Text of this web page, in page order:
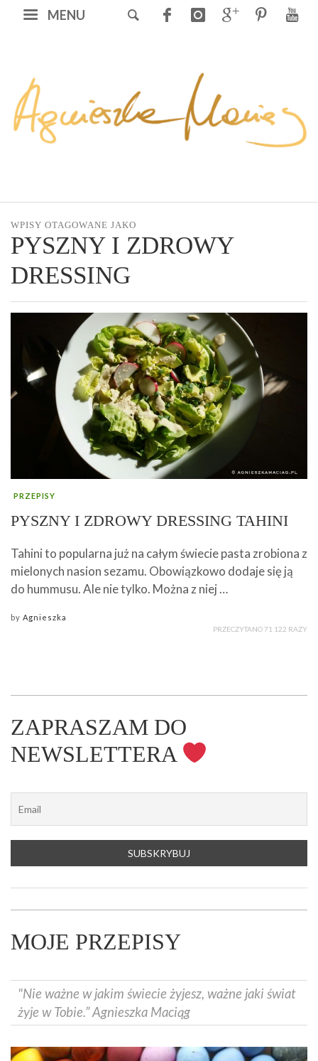
MENU
WPISY OTAGOWANE JAKO
PYSZNY I ZDROWY
DRESSING
PRZEPISY
PYSZNY I ZDROWY DRESSING TAHINI
Tahini to popularna już na całym świecie pasta zrobiona z
mielonych nasion sezamu. Obowiązkowo dodaje się ją
do hummusu. Ale nie tylko. Można z niej …
by Agnieszka
PRZECZYTANO 71 122 RAZY
ZAPRASZAM DO
NEWSLETTERA
MOJE PRZEPISY
"Nie ważne w jakim świecie żyjesz, ważne jaki świat
żyje w Tobie.” Agnieszka Maciąg